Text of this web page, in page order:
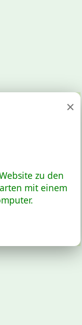
×
zu den
mit einem